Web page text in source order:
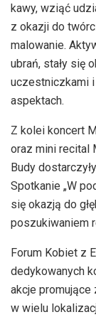
kawy, wziąć
z okazji do
malowanie.
ubrań, stały się
uczestniczkami
aspektach.
Z kolei koncert
oraz mini recital
Budy
Spotkanie „W
się okazją do
poszukiwaniem
Forum Kobiet z
dedykowanych
akcje
w wielu